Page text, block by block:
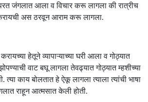
जंगलात आला व विचार करू लागला की रात्रीच
करायची अस ठरवून आराम करू लागला.
हेतूने व्यापाऱ्याच्या घरी आला व गोठ्यात
वाट बघू लागला तेवढ्यात गोठ्यात म्हशीच्या
त्या काय बोलतात हे ऐकू लागला त्याला त्यांची भाषा
राहून आत्मसात केली होती.